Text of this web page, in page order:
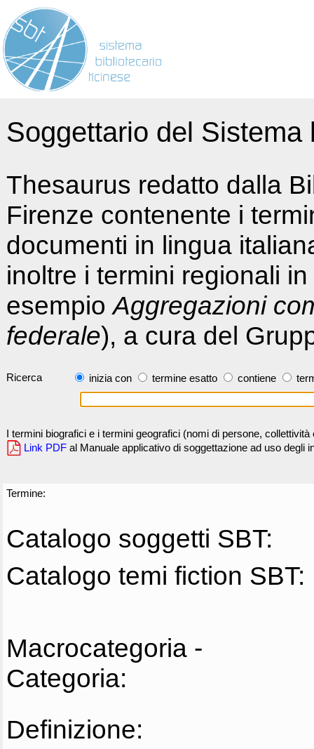
Soggettario del
Thesaurus redatto dalla
Firenze contenente i
documenti in lingua
inoltre i termini regionali
esempioAggregazioni
federale), a cura del
Ricerca inizia con termine esatto contiene
I termini biografici e i termini geografici (nomi di persone,
Link PDF al Manuale applicativo di soggettazione ad uso degli
Termine:
Catalogo soggetti SBT:
Catalogo temi fiction SBT:
Macrocategoria -
Categoria:
Definizione: